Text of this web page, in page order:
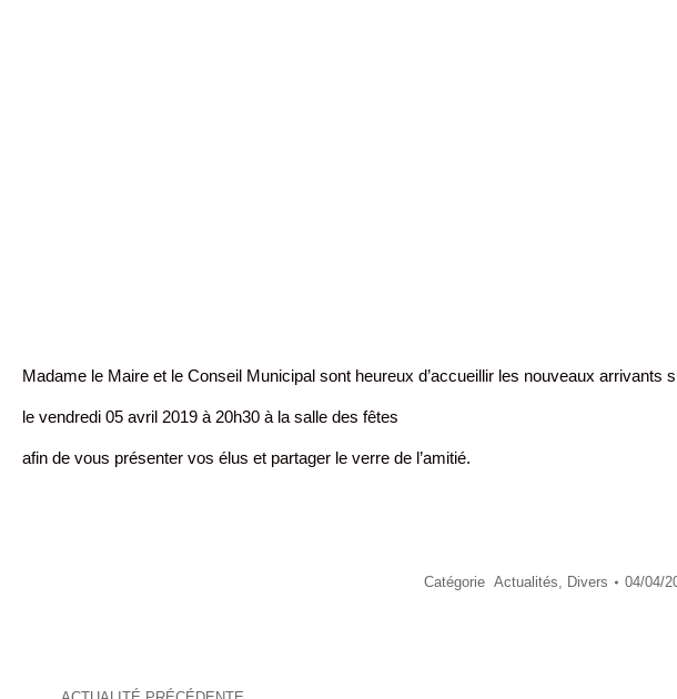
Madame le Maire et le Conseil Municipal sont heureux d’accueillir les nouveaux arrivants
le vendredi 05 avril 2019 à 20h30 à la salle des fêtes
afin de vous présenter vos élus et partager le verre de l’amitié.
Catégorie Actualités, Divers 04/04/
Navigation